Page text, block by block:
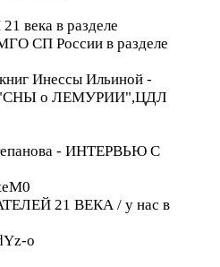
века в разделе
СП России в разделе
Инессы Ильиной -
о ЛЕМУРИИ",ЦДЛ
- ИНТЕРВЬЮ С
21 ВЕКА / у нас в
o